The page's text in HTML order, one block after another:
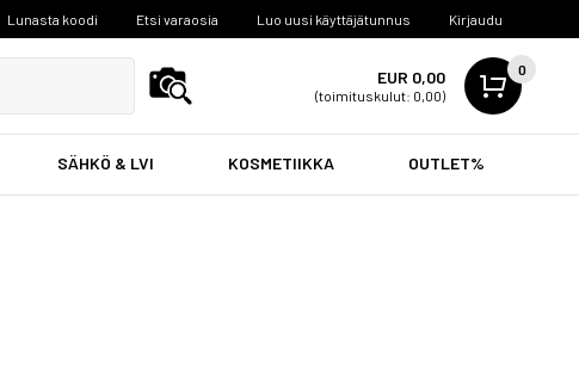
Lunasta koodi Etsi varaosia Luo uusi käyttäjätunnus Kirjaudu
EUR 0,00
(toimituskulut: 0,00)
0
SÄHKÖ & LVI KOSMETIIKKA OUTLET%